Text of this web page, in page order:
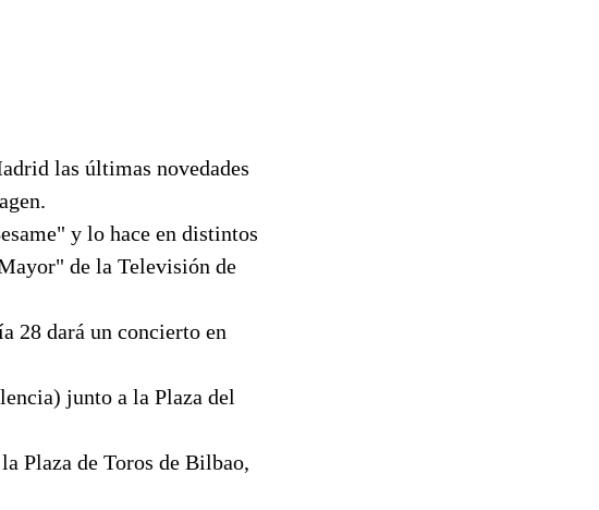
las últimas novedades
y lo hace en distintos
de la Televisión de
28 dará un concierto en
junto a la Plaza del
Plaza de Toros de Bilbao,